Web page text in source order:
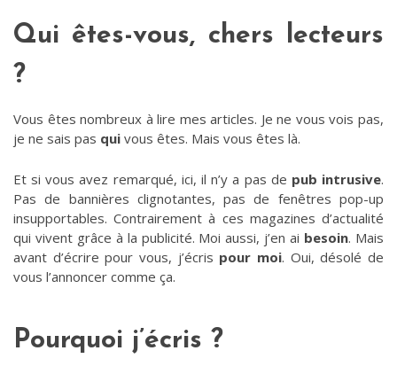
Qui êtes-vous, chers lecteurs
?
Vous êtes nombreux à lire mes articles. Je ne vous vois pas,
je ne sais pas qui vous êtes. Mais vous êtes là.
Et si vous avez remarqué, ici, il n’y a pas de pub intrusive.
Pas de bannières clignotantes, pas de fenêtres pop-up
insupportables. Contrairement à ces magazines d’actualité
qui vivent grâce à la publicité. Moi aussi, j’en ai besoin. Mais
avant d’écrire pour vous, j’écris pour moi. Oui, désolé de
vous l’annoncer comme ça.
Pourquoi j’écris ?